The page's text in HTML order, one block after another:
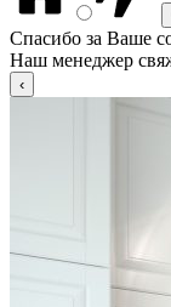
Спасибо за Ваше
Наш менеджер